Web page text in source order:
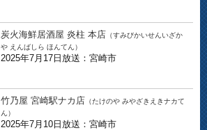
炭火海鮮居酒屋 炎柱 本店 （すみびかいせんいざか
や えんばしら ほんてん）
2025年7月17日放送：宮崎市
竹乃屋 宮崎駅ナカ店 （たけのや みやざきえきナカて
ん）
2025年7月10日放送：宮崎市